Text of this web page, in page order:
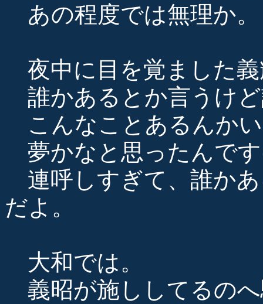
あの程度では無理か。
夜中に目を覚ました義
誰かあるとか言うけ
こんなことあるんか
夢かなと思ったんで
連呼しすぎて、誰か
だよ。
大和では。
義昭が施ししてるの